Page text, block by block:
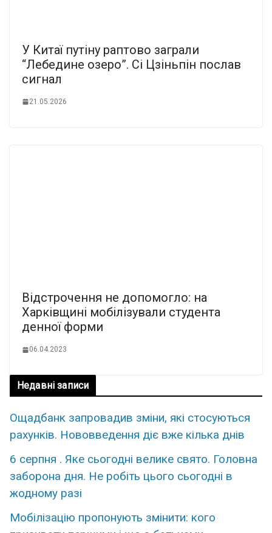
У Китаї пyтіну рaптово загpали
“Лебeдине озеро”. Сі Цзiньпін поcлав
сигнал
21.05.2026
Відстрочення не допомогло: на
Харківщині мобілізували студента
денної форми
06.04.2023
Недавні записи
Ощадбанк запровадив зміни, які стосуються
рахунків. Нововведення діє вже кілька днів
6 серпня . Яке сьогодні велике свято. Головна
заборона дня. Не робіть цього сьогодні в
жодному разі
Мобілізацію пропонують змінити: кого